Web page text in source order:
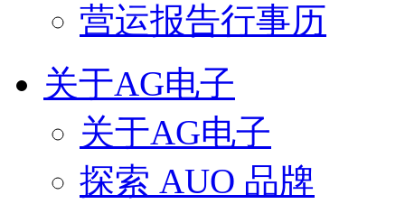
营运报告行事历
关于AG电子
关于AG电子
探索 AUO 品牌